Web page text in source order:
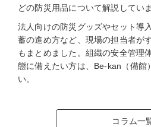
どの防災用品について解説していま
法人向けの防災グッズやセット導
蓄の進め方など、現場の担当者が
もまとめました。組織の安全管理
態に備えたい方は、Be-kan（備館
い。
コラム一